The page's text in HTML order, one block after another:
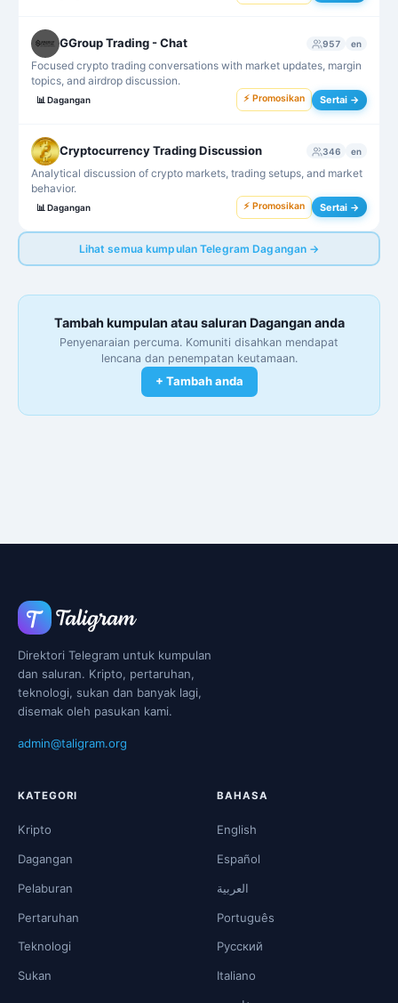
GGroup Trading - Chat 957 en
Focused crypto trading conversations with market updates, margin
topics, and airdrop discussion.
📊 Dagangan ⚡ Promosikan Sertai →
Cryptocurrency Trading Discussion 346 en
Analytical discussion of crypto markets, trading setups, and market
behavior.
📊 Dagangan ⚡ Promosikan Sertai →
Lihat semua kumpulan Telegram Dagangan →
Tambah kumpulan atau saluran Dagangan anda
Penyenaraian percuma. Komuniti disahkan mendapat
lencana dan penempatan keutamaan.
+ Tambah anda
Direktori Telegram untuk kumpulan
dan saluran. Kripto, pertaruhan,
teknologi, sukan dan banyak lagi,
disemak oleh pasukan kami.
admin@taligram.org
KATEGORI
Kripto
Dagangan
Pelaburan
Pertaruhan
Teknologi
Sukan
BAHASA
English
Español
العربية
Português
Русский
Italiano